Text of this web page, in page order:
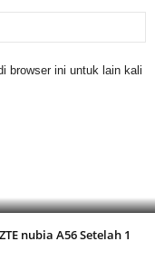
browser ini untuk lain kali
nubia A56 Setelah 1